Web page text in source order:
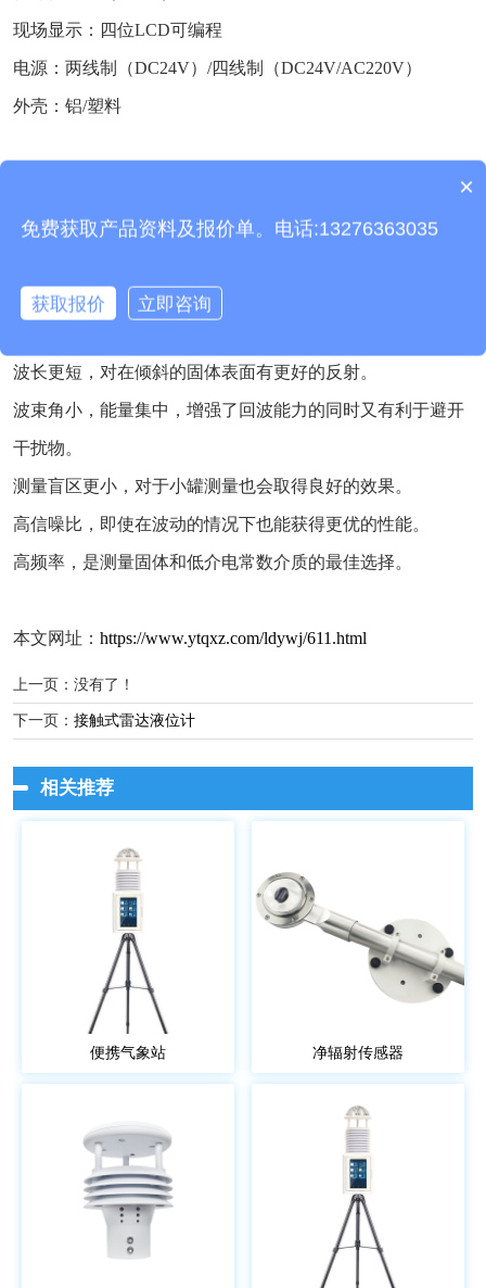
现场显示：四位LCD可编程
电源：两线制（DC24V）/四线制（DC24V/AC220V）
外壳：铝/塑料
天线尺寸小，便于安装；非接触雷达，无磨损，无污染。
压力变化影响。
波长更短，对在倾斜的固体表面有更好的反射。
波束角小，能量集中，增强了回波能力的同时又有利于避开
干扰物。
测量盲区更小，对于小罐测量也会取得良好的效果。
高信噪比，即使在波动的情况下也能获得更优的性能。
高频率，是测量固体和低介电常数介质的最佳选择。
本文网址： https://www.ytqxz.com/ldywj/611.html
上一页：没有了！
下一页： 接触式雷达液位计
相关推荐
便携气象站 净辐射传感器
产品包含安装吗？
×
免费获取产品资料及报价单。电话:13276363035
获取报价 立即咨询